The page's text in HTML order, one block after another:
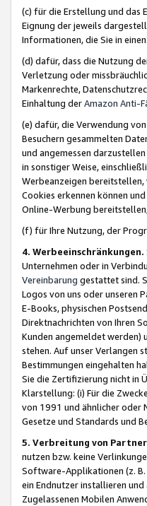
(c) für die Erstellung und das
Eignung der jeweils
Informationen, die Sie in
(d) dafür, dass die Nutzung
Verletzung oder
Markenrechte,
Einhaltung derAmazon Anti-
(e) dafür, die Verwendung
Besuchern gesammelten
und angemessen
in sonstiger Weise,
Werbeanzeigen bereitstellen,
Cookies erkennen können
Online-Werbung
(f) für Ihre Nutzung, der
4. Werbeeinschränkungen.
Unternehmen oder in
Vereinbarung gestattet sind.
Logos von uns oder unseren
E-Books, physischen
Direktnachrichten von Ihren
Kunden angemeldet werden)
stehen. Auf unser Verlangen
Bestimmungen eingehalten
Sie die Zertifizierung nicht in
Klarstellung: (i) Für die
von 1991 und ähnlicher oder
Gesetze und Standards und
5. Verbreitung von
nutzen bzw. keine
Software-Applikationen (z.
ein Endnutzer installieren
Zugelassenen Mobilen